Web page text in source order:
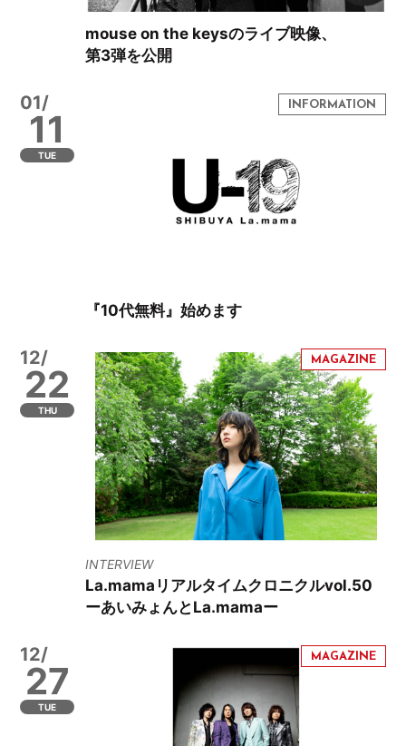
mouse on the keysのライブ映像、
第3弾を公開
01/
11
TUE
『10代無料』始めます
12/
22
THU
INTERVIEW
La.mamaリアルタイムクロニクルvol.50
ーあいみょんとLa.mamaー
12/
27
TUE